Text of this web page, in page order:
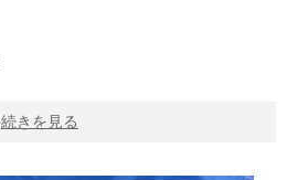
続きを見る